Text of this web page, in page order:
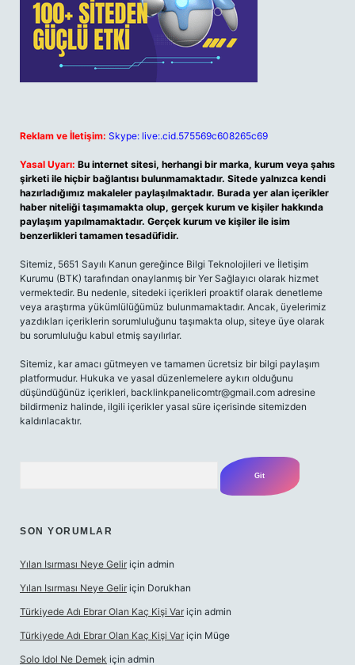
Reklam ve İletişim: Skype: live:.cid.575569c608265c69
Yasal Uyarı: Bu internet sitesi, herhangi bir marka, kurum veya şahıs
şirketi ile hiçbir bağlantısı bulunmamaktadır. Sitede yalnızca kendi
hazırladığımız makaleler paylaşılmaktadır. Burada yer alan içerikler
haber niteliği taşımamakta olup, gerçek kurum ve kişiler hakkında
paylaşım yapılmamaktadır. Gerçek kurum ve kişiler ile isim
benzerlikleri tamamen tesadüfidir.
Sitemiz, 5651 Sayılı Kanun gereğince Bilgi Teknolojileri ve İletişim
Kurumu (BTK) tarafından onaylanmış bir Yer Sağlayıcı olarak hizmet
vermektedir. Bu nedenle, sitedeki içerikleri proaktif olarak denetleme
veya araştırma yükümlülüğümüz bulunmamaktadır. Ancak, üyelerimiz
yazdıkları içeriklerin sorumluluğunu taşımakta olup, siteye üye olarak
bu sorumluluğu kabul etmiş sayılırlar.
Sitemiz, kar amacı gütmeyen ve tamamen ücretsiz bir bilgi paylaşım
platformudur. Hukuka ve yasal düzenlemelere aykırı olduğunu
düşündüğünüz içerikleri, backlinkpanelicomtr@gmail.com adresine
bildirmeniz halinde, ilgili içerikler yasal süre içerisinde sitemizden
kaldırılacaktır.
SON YORUMLAR
Yılan Isırması Neye Gelir için admin
Yılan Isırması Neye Gelir için Dorukhan
Türkiyede Adı Ebrar Olan Kaç Kişi Var için admin
Türkiyede Adı Ebrar Olan Kaç Kişi Var için Müge
Solo Idol Ne Demek için admin